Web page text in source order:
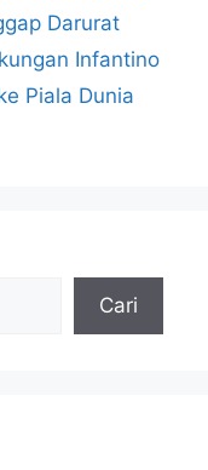
Darurat
Infantino
Piala Dunia
Cari